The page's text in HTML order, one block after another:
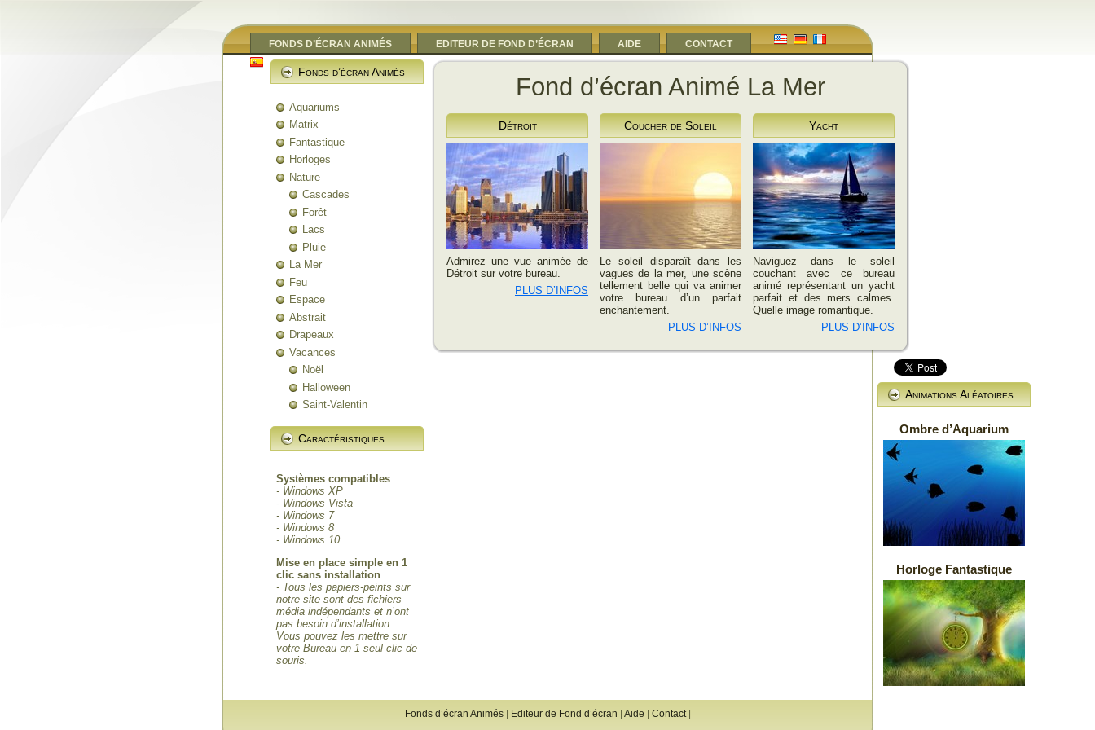
FONDS D’ÉCRAN ANIMÉS EDITEUR DE FOND D’ÉCRAN AIDE CONTACT
Fonds d’écran Animés
Aquariums
Matrix
Fantastique
Horloges
Nature
Cascades
Forêt
Lacs
Pluie
La Mer
Feu
Espace
Abstrait
Drapeaux
Vacances
Noël
Halloween
Saint-Valentin
Caractéristiques
Systèmes compatibles
- Windows XP
- Windows Vista
- Windows 7
- Windows 8
- Windows 10
Mise en place simple en 1
clic sans installation
- Tous les papiers-peints sur
notre site sont des fichiers
média indépendants et n’ont
pas besoin d’installation.
Vous pouvez les mettre sur
votre Bureau en 1 seul clic de
souris.
Fond d’écran Animé La Mer
Détroit
Admirez une vue animée de
Détroit sur votre bureau.
PLUS D’INFOS
Coucher de Soleil
Le soleil disparaît dans les
vagues de la mer, une scène
tellement belle qui va animer
votre bureau d’un parfait
enchantement.
PLUS D’INFOS
Yacht
Naviguez dans le soleil
couchant avec ce bureau
animé représentant un yacht
parfait et des mers calmes.
Quelle image romantique.
PLUS D’INFOS
Animations Aléatoires
Ombre d’Aquarium
Horloge Fantastique
Fonds d’écran Animés| Editeur de Fond d’écran Aide Contact|